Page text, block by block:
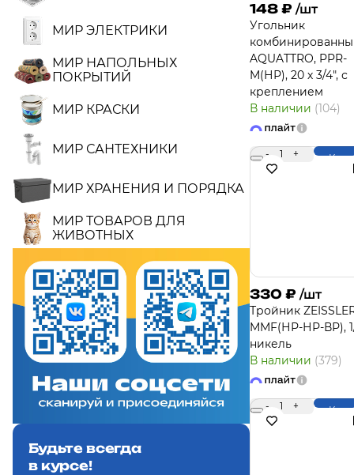
МИР ЭЛЕКТРИКИ
МИР НАПОЛЬНЫХ
ПОКРЫТИЙ
МИР КРАСКИ
МИР САНТЕХНИКИ
МИР ХРАНЕНИЯ И ПОРЯДКА
МИР ТОВАРОВ ДЛЯ
ЖИВОТНЫХ
Будьте всегда
в курсе!
148 ₽ /шт
Угольник
AQUATTRO, PPR-
M(НР), 20 х 3/4", с
креплением
В наличии (104)
- 1 +
330 ₽ /шт
Тройник
MMF(НР-НР-ВР),
никель
В наличии (379)
- 1 +